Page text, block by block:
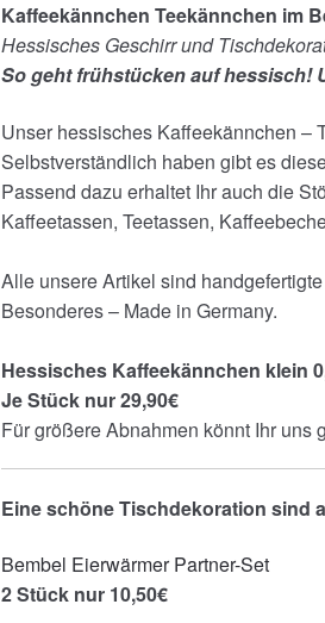
Kaffeekännchen Teekännchen im
Hessisches Geschirr und
So geht frühstücken auf hessisch!
Unser hessisches Kaffeekännchen –
Selbstverständlich haben gibt es
Passend dazu erhaltet Ihr auch die
Kaffeetassen, Teetassen,
Alle unsere Artikel sind
Besonderes – Made in Germany.
Hessisches Kaffeekännchen klein
Je Stück nur 29,90€
Für größere Abnahmen könnt Ihr uns
Eine schöne Tischdekoration sind
Bembel Eierwärmer Partner-Set
2 Stück nur 10,50€